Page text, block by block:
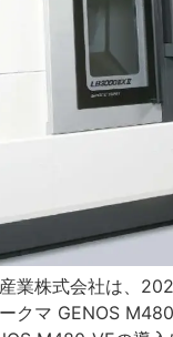
業株式会社は、
クマ GENOS